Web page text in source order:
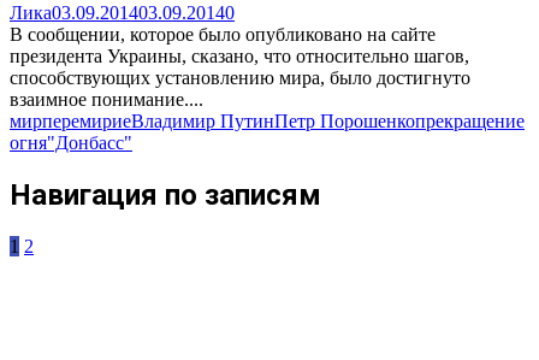
Лика03.09.201403.09.20140
В сообщении, которое было опубликовано на сайте
президента Украины, сказано, что относительно шагов,
способствующих установлению мира, было достигнуто
взаимное понимание....
мирперемириеВладимир ПутинПетр Порошенкопрекращение
огня"Донбасс"
Навигация по записям
1 2